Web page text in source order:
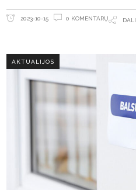
2023-10-15 0 KOMENTARŲ
AKTUALIJOS